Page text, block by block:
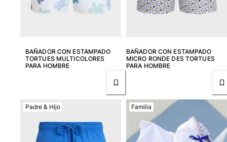
Camisetas
Tallas grandes
Ver todo Tallas grandes
Ver todo Mujer
Trajes de baño
BAÑADOR CON ESTAMPADO
TORTUES MULTICOLORES
PARA HOMBRE
BAÑADOR CON ESTAMPADO
MICRO RONDE DES TORTUES
PARA HOMBRE
Padre & Hijo Familia